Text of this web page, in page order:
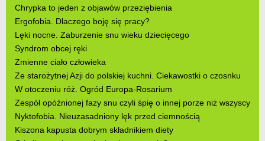
Chrypka to jeden z objawów przeziębienia
Ergofobia. Dlaczego boję się pracy?
Lęki nocne. Zaburzenie snu wieku dziecięcego
Syndrom obcej ręki
Zmienne ciało człowieka
Ze starożytnej Azji do polskiej kuchni. Ciekawostki o czosnku
W otoczeniu róż. Ogród Europa-Rosarium
Zespół opóźnionej fazy snu czyli śpię o innej porze niż wszyscy
Nyktofobia. Nieuzasadniony lęk przed ciemnością
Kiszona kapusta dobrym składnikiem diety